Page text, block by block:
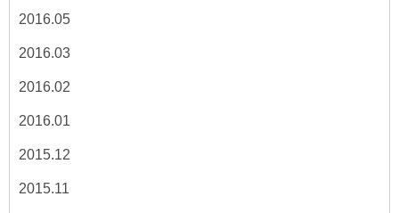
2016.05
2016.03
2016.02
2016.01
2015.12
2015.11